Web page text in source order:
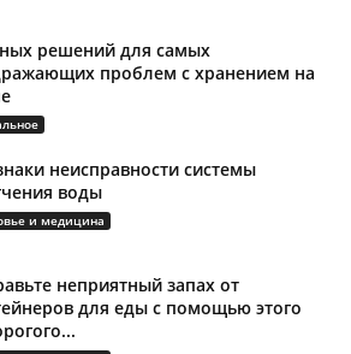
решений для самых
проблем с хранением на
неисправности системы
воды
и медицина
неприятный запах от
для еды с помощью этого